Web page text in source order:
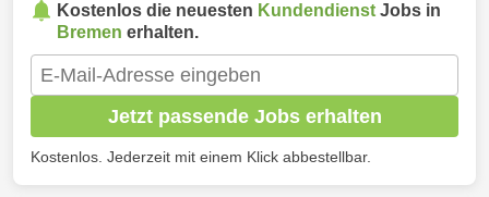
Kostenlos die neuesten Kundendienst Jobs in
Bremen erhalten.
Jetzt passende Jobs erhalten
Kostenlos. Jederzeit mit einem Klick abbestellbar.